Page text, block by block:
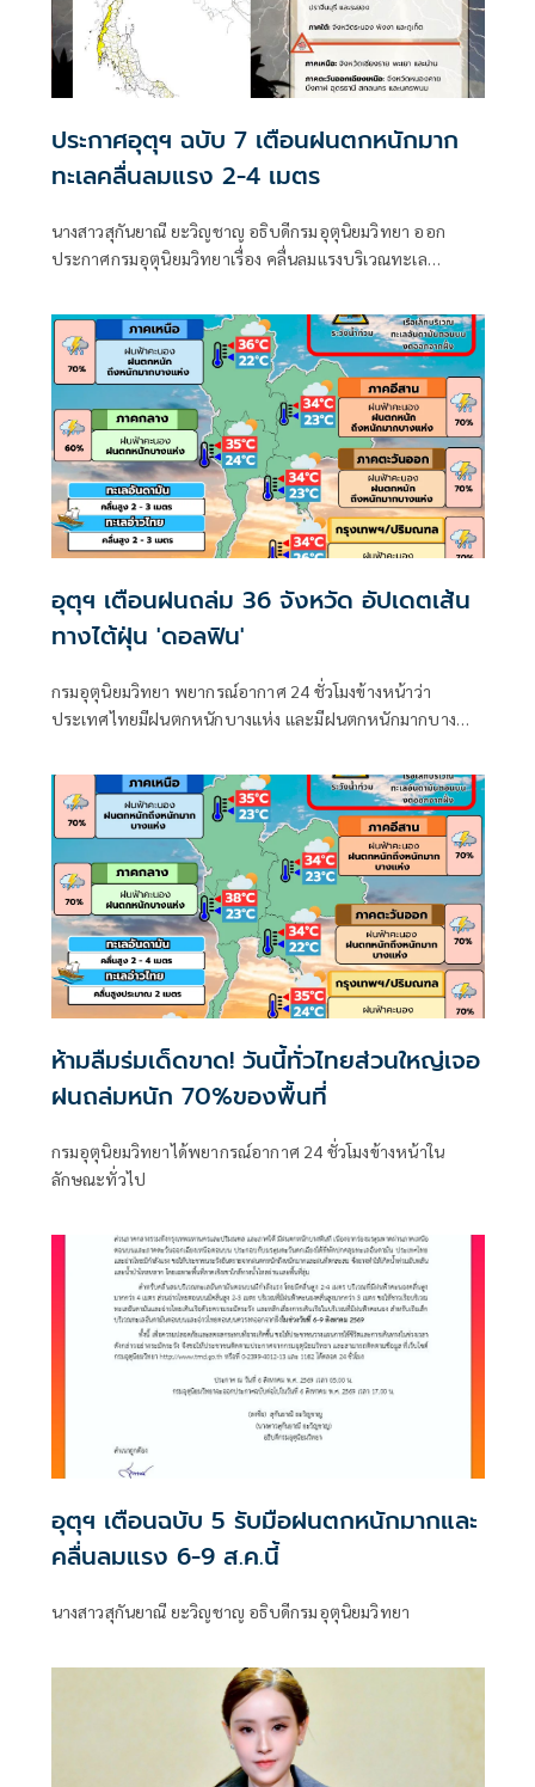
ประกาศอุตุฯ ฉบับ 7 เตือนฝนตกหนักมาก
ทะเลคลื่นลมแรง 2-4 เมตร
นางสาวสุกันยาณี ยะวิญชาญ อธิบดีกรมอุตุนิยมวิทยา ออก
ประกาศกรมอุตุนิยมวิทยาเรื่อง คลื่นลมแรงบริเวณทะเล
มากบริเวณประเทศไทย
อุตุฯ เตือนฝนถล่ม 36 จังหวัด อัปเดตเส้น
ทางไต้ฝุ่น 'ดอลฟิน'
กรมอุตุนิยมวิทยา พยากรณ์อากาศ 24 ชั่วโมงข้างหน้าว่า
ประเทศไทยมีฝนตกหนักบางแห่ง และมีฝนตกหนักมากบาง
ห้ามลืมร่มเด็ดขาด! วันนี้ทั่วไทยส่วนใหญ่เจอ
ฝนถล่มหนัก 70%ของพื้นที่
กรมอุตุนิยมวิทยาได้พยากรณ์อากาศ 24 ชั่วโมงข้างหน้าใน
ลักษณะทั่วไป
อุตุฯ เตือนฉบับ 5 รับมือฝนตกหนักมากและ
คลื่นลมแรง 6-9 ส.ค.นี้
นางสาวสุกันยาณี ยะวิญชาญ อธิบดีกรมอุตุนิยมวิทยา